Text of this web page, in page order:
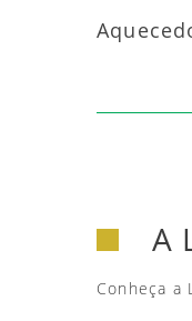
A
Conheça a